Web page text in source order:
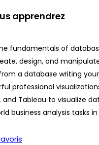
apprendrez
fundamentals of
design, and
a database writing
professional
and Tableau to visualize
business analysis tasks